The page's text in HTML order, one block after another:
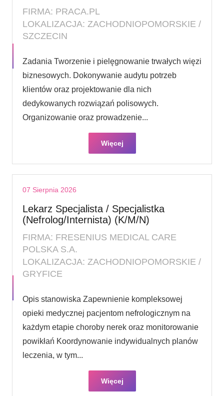
FIRMA: PRACA.PL
LOKALIZACJA: ZACHODNIOPOMORSKIE /
SZCZECIN
Zadania Tworzenie i pielęgnowanie trwałych więzi
biznesowych. Dokonywanie audytu potrzeb
klientów oraz projektowanie dla nich
dedykowanych rozwiązań polisowych.
Organizowanie oraz prowadzenie...
Więcej
07 Sierpnia 2026
Lekarz Specjalista / Specjalistka
(Nefrolog/Internista) (K/M/N)
FIRMA: FRESENIUS MEDICAL CARE
POLSKA S.A.
LOKALIZACJA: ZACHODNIOPOMORSKIE /
GRYFICE
Opis stanowiska Zapewnienie kompleksowej
opieki medycznej pacjentom nefrologicznym na
każdym etapie choroby nerek oraz monitorowanie
powikłań Koordynowanie indywidualnych planów
leczenia, w tym...
Więcej